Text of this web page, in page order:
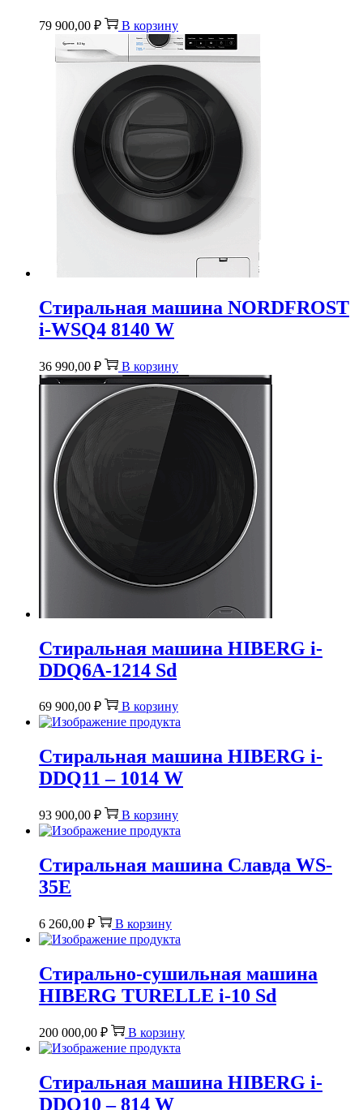
79 900,00 ₽ В корзину
Стиральная машина NORDFROST
i-WSQ4 8140 W
36 990,00 ₽ В корзину
Стиральная машина HIBERG i-
DDQ6A-1214 Sd
69 900,00 ₽ В корзину
Стиральная машина HIBERG i-
DDQ11 – 1014 W
93 900,00 ₽ В корзину
Стиральная машина Славда WS-
35E
6 260,00 ₽ В корзину
Стирально-сушильная машина
HIBERG TURELLE i-10 Sd
200 000,00 ₽ В корзину
Стиральная машина HIBERG i-
DDQ10 – 814 W